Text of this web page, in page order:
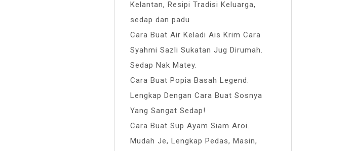
Kelantan, Resipi Tradisi Keluarga,
sedap dan padu
Cara Buat Air Keladi Ais Krim Cara
Syahmi Sazli Sukatan Jug Dirumah.
Sedap Nak Matey.
Cara Buat Popia Basah Legend.
Lengkap Dengan Cara Buat Sosnya
Yang Sangat Sedap!
Cara Buat Sup Ayam Siam Aroi.
Mudah Je, Lengkap Pedas, Masin,